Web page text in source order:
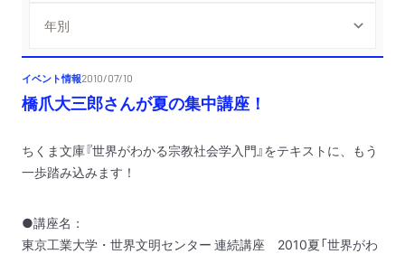
イベント情報2010/07/10
橋爪大三郎さんが夏の集中講座！
ちくま文庫『世界がわかる宗教社会学入門』をテキストに、もう
一歩踏み込みます！
●講座名：
東京工業大学・世界文明センター 連続講座 2010夏「世界がわ